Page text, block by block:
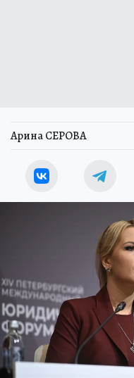
Арина СЕРОВА